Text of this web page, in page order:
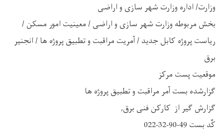
وزارت/ اداره وزارت شهر سازی و اراضی
بخش مربوطه وزارت شهر سازی و اراضی / معینیت امور مسکن /
ریاست پروژه کابل جدید / آمریت مراقبت و تطبیق پروژه ها / انجنیر
برق
موقعیت پست مرکز
گزارشده بست آمر مراقبت و تطبیق پروژه ها
گزارش گیر از کارکن فنی برق,
کٌد بست 49-90-32-022